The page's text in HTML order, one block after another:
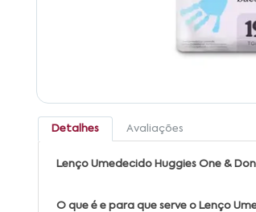
Detalhes Avaliações
Lenço Umedecido Huggies One &
O que é e para que serve o Lenço